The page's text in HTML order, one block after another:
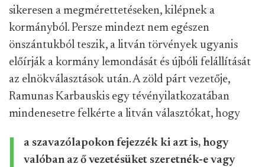
sikeresen a megmérettetéseken, kilépnek a
kormányból. Persze mindezt nem egészen
önszántukból teszik, a litván törvények ugyanis
előírják a kormány lemondását és újbóli felállítását
az elnökválasztások után. A zöld párt vezetője,
Ramunas Karbauskis egy tévényilatkozatában
mindenesetre felkérte a litván választókat, hogy
a szavazólapokon fejezzék ki azt is, hogy
valóban az ő vezetésüket szeretnék-e vagy